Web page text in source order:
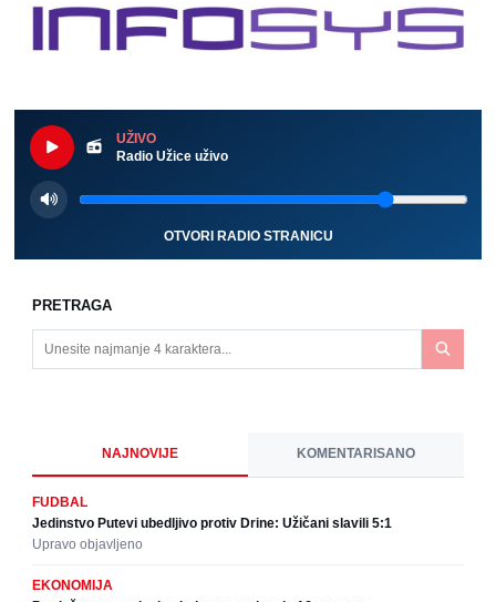
UŽIVO
Radio Užice uživo
OTVORI RADIO STRANICU
PRETRAGA
NAJNOVIJE KOMENTARISANO
FUDBAL
Jedinstvo Putevi ubedljivo protiv Drine: Užičani slavili 5:1
Upravo objavljeno
EKONOMIJA